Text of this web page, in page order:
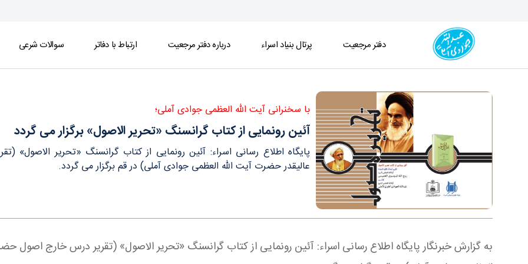
دفتر مرجعیت پرتال بنیاد اسراء درباره دفتر مرجعیت ارتباط با دفاتر سوالات شرعی
با سخنرانی آیت الله العظمی جوادی آملی؛
آئین رونمایی از کتاب گرانسنگ «تحریر الاصول» برگزار می گردد
پایگاه اطلاع رسانی اسراء: آئین رونمایی از کتاب گرانسنگ «تحریر
عالیقدر حضرت آیت الله العظمی جوادی آملی) در قم برگزار می گردد.
به گزارش خبرنگار پایگاه اطلاع رسانی اسراء: آئین رونمایی از کتاب گرانسنگ «تحریر الاصول» (تقریر درس خارج